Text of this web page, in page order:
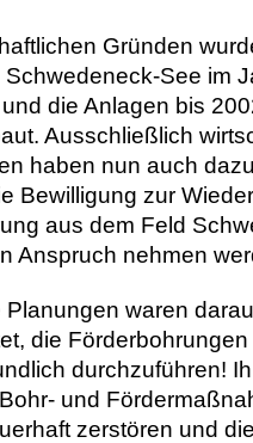
Gründen
Schwedeneck-See im
die Anlagen bis
Ausschließlich
haben nun auch
Bewilligung zur
aus dem Feld
Anspruch nehmen
Planungen waren
die Förderbohrungen
durchzuführen!
und
zerstören und